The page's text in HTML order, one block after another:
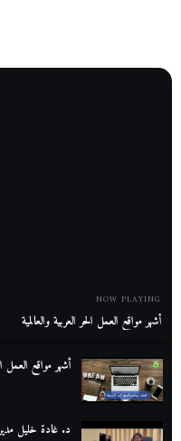
NOW PLAYING
أشهر مواقع العمل الحر العربية والعالمية
أشهر مواقع العمل
د. غادة خليل مدير مشروع رواد